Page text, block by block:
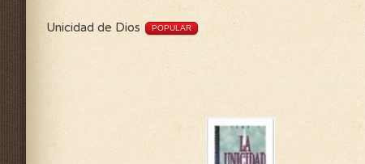
Unicidad de Dios POPULAR